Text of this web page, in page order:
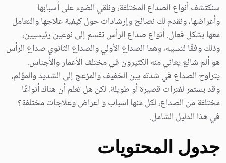
سنكتشف أنواع الصداع المختلفة، ونلقي الضوء على أسبابها
وأعراضها، ونقدم لك نصائح وإرشادات حول كيفية علاجها والتعامل
معها بشكل فعال. أنواع صداع الرأس تقسم إلى نوعين رئيسيين،
وذلك وفقًا لتسببه، وهما الصداع الأولي والصداع الثانوي صداع الرأس
هو ألم شائع يعاني منه الكثيرون في مختلف الأعمار والأجناس.
يتراوح الصداع في شدته بين الخفيف والمزعج إلى الشديد والمؤلم،
وقد يستمر لفترات قصيرة أو طويلة. لكن هل تعلم أن هناك أنواعًا
مختلفة من الصداع، لكل منها اسباب و اعراض وعلاجات مختلفة؟
في هذا الدليل الشامل.
جدول المحتويات